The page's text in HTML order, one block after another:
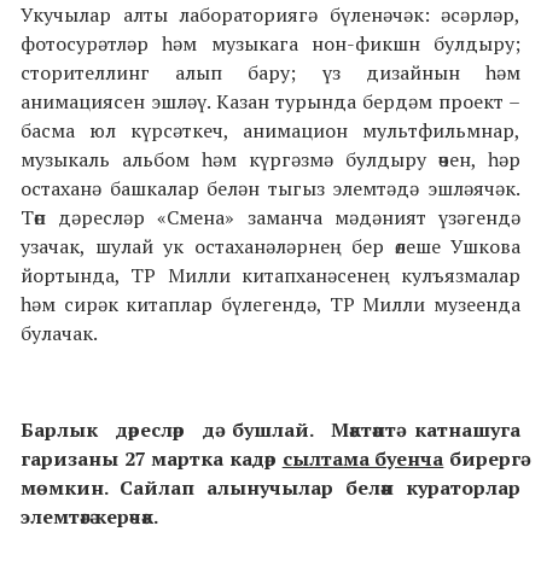
Укучылар алты лабораториягә бүленәчәк: әсәрләр,
фотосурәтләр һәм музыкага нон-фикшн булдыру;
сторителлинг алып бару; үз дизайнын һәм
анимациясен эшләү. Казан турында бердәм проект –
басма юл күрсәткеч, анимацион мультфильмнар,
музыкаль альбом һәм күргәзмә булдыру өчен, һәр
остаханә башкалар белән тыгыз элемтәдә эшләячәк.
Төп дәресләр «Смена» заманча мәдәният үзәгендә
узачак, шулай ук остаханәләрнең бер өлеше Ушкова
йортында, ТР Милли китапханәсенең кулъязмалар
һәм сирәк китаплар бүлегендә, ТР Милли музеенда
булачак.
Барлык дәресләр дә бушлай. Мәктәптә катнашуга
гаризаны 27 мартка кадәр сылтама буенча бирергә
мөмкин. Сайлап алынучылар белән кураторлар
элемтәгә керәчәк.